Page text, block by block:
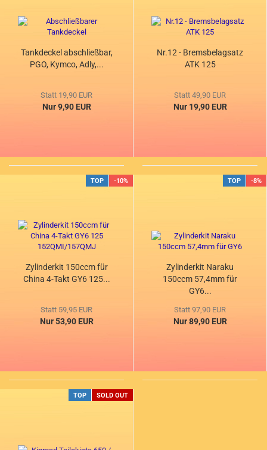
Tankdeckel abschließbar,
PGO, Kymco, Adly,...
Statt 19,90 EUR
Nur 9,90 EUR
Nr.12 - Bremsbelagsatz
ATK 125
Statt 49,90 EUR
Nur 19,90 EUR
TOP -10%
Zylinderkit 150ccm für
China 4-Takt GY6 125...
Statt 59,95 EUR
Nur 53,90 EUR
TOP -8%
Zylinderkit Naraku
150ccm 57,4mm für
GY6...
Statt 97,90 EUR
Nur 89,90 EUR
TOP SOLD OUT